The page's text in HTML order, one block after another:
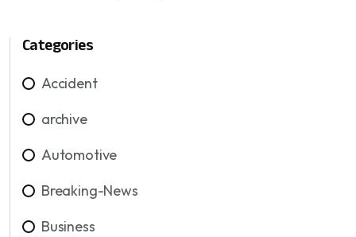
Categories
Accident
archive
Automotive
Breaking-News
Business